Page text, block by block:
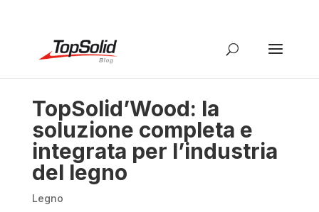
TopSolid’Wood: la
soluzione completa e
integrata per l’industria
del legno
Legno